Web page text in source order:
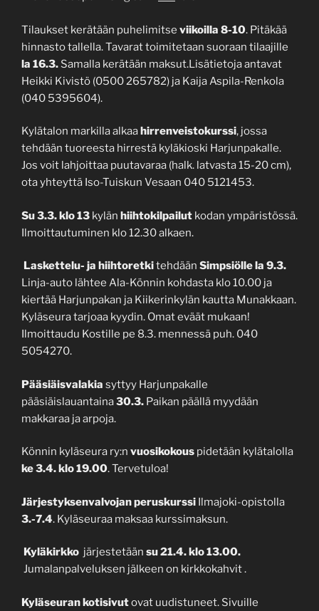
Tilaukset kerätään puhelimitse viikoilla 8-10. Pitäkää
hinnasto tallella. Tavarat toimitetaan suoraan tilaajille
la 16.3. Samalla kerätään maksut.Lisätietoja antavat
Heikki Kivistö (0500 265782) ja Kaija Aspila-Renkola
(040 5395604).
Kylätalon markilla alkaahirrenveistokurssi, jossa
tehdään tuoreesta hirrestä kyläkioski Harjunpakalle.
Jos voit lahjoittaa puutavaraa (halk. latvasta 15-20 cm),
ota yhteyttä Iso-Tuiskun Vesaan 040 5121453.
Su 3.3. klo 13 kylän hiihtokilpailut kodan ympäristössä.
Ilmoittautuminen klo 12.30 alkaen.
Laskettelu- ja hiihtoretkitehdään Simpsiölle la 9.3.
Linja-auto lähtee Ala-Könnin kohdasta klo 10.00 ja
kiertää Harjunpakan ja Kiikerinkylän kautta Munakkaan.
Kyläseura tarjoaa kyydin. Omat eväät mukaan!
Ilmoittaudu Kostille pe 8.3. mennessä puh. 040
5054270.
Pääsiäisvalakia syttyy Harjunpakalle
pääsiäislauantaina30.3. Paikan päällä myydään
makkaraa ja arpoja.
Könnin kyläseura ry:n vuosikokous pidetään kylätalolla
ke 3.4. klo 19.00. Tervetuloa!
Järjestyksenvalvojan peruskurssi Ilmajoki-opistolla
3.-7.4. Kyläseuraa maksaa kurssimaksun.
Kyläkirkko järjestetään su 21.4. klo 13.00.
Jumalanpalveluksen jälkeen on kirkkokahvit .
Kyläseuran kotisivutovat uudistuneet. Sivuille